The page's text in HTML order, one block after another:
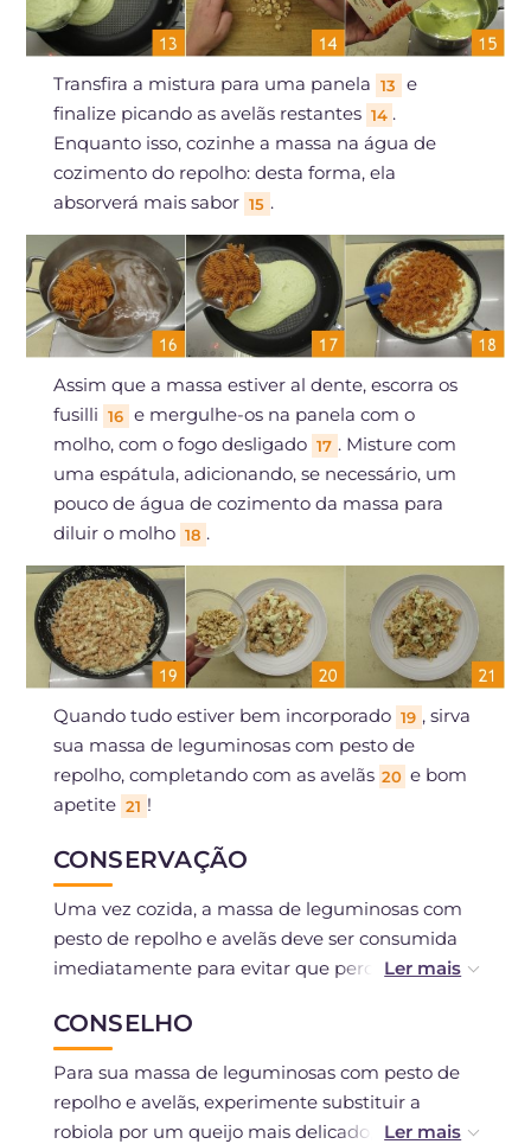
Transfira a mistura para uma panela 13
e
finalize picando as avelãs restantes 14 .
Enquanto isso, cozinhe a massa na água de
cozimento do repolho: desta forma, ela
absorverá mais sabor 15 .
Assim que a massa estiver al dente, escorra os
fusilli 16 e mergulhe-os na panela com o
molho, com o fogo desligado 17 . Misture com
uma espátula, adicionando, se necessário, um
pouco de água de cozimento da massa para
diluir o molho 18 .
Quando tudo estiver bem incorporado 19 , sirva
sua massa de leguminosas com pesto de
repolho, completando com as avelãs 20 e bom
apetite 21 !
CONSERVAÇÃO
Uma vez cozida, a massa de leguminosas com
pesto de repolho e avelãs deve ser consumida
imediatamente para evitar que perca a
pode guardá-la por alguns dias na geladeira.
Se preferir, pode preparar o pesto de repolho
com no máximo dois dias de antecedência. Não
é recomendada a congelação.
CONSELHO
Para sua massa de leguminosas com pesto de
repolho e avelãs, experimente substituir a
robiola por um queijo mais delicado, como a